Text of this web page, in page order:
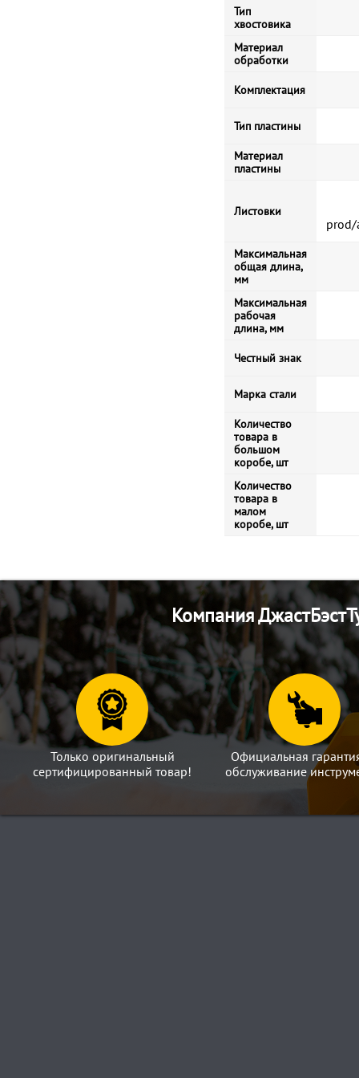
Тип
хвостовика
Материал
обработки
Комплектация
Тип пластины
Материал
пластины
Листовки
Максимальная
общая длина,
мм
Максимальная
рабочая
длина, мм
Честный знак
Марка стали
Количество
товара в
большом
коробе, шт
Количество
товара в
малом
коробе, шт
Компания
Только оригинальный
сертифицированный товар!
Официальная
обслуживание